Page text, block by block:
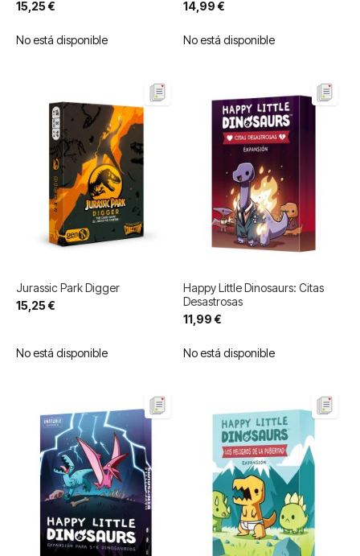
15,25 €
No está disponible
14,99 €
No está disponible
Jurassic Park Digger
15,25 €
No está disponible
Happy Little Dinosaurs: Citas
Desastrosas
11,99 €
No está disponible